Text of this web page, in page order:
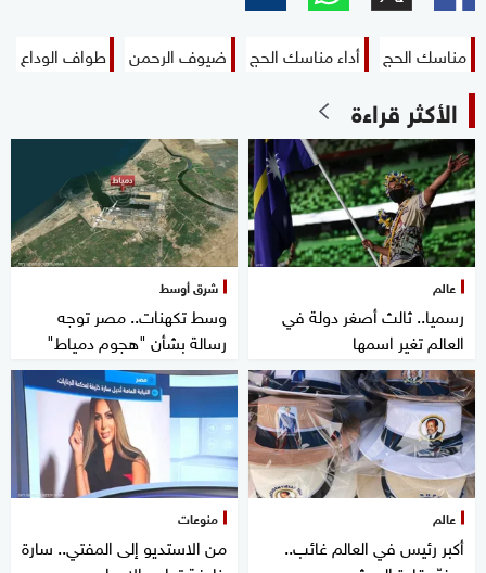
مناسك الحج أداء مناسك الحج ضيوف الرحمن طواف الوداع
الأكثر قراءة
عالم
رسميا.. ثالث أصغر دولة في
العالم تغير اسمها
شرق أوسط
وسط تكهنات.. مصر توجه
رسالة بشأن "هجوم دمياط"
عالم
أكبر رئيس في العالم غائب..
منوعات
من الاستديو إلى المفتي.. سارة